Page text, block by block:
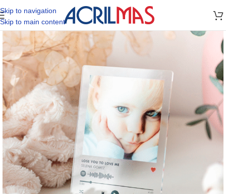
Skip to navigation
Skip to main content